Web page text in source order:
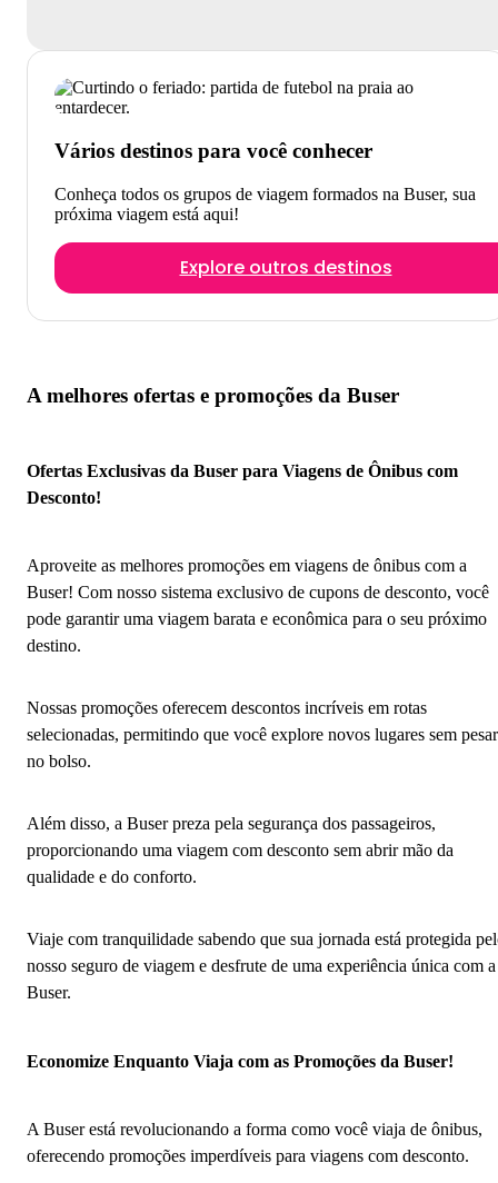
Vários destinos para você conhecer
Conheça todos os grupos de viagem formados na Buser, sua
próxima viagem está aqui!
Explore outros destinos
A melhores ofertas e promoções da Buser
Ofertas Exclusivas da Buser para Viagens de Ônibus com
Desconto!
Aproveite as melhores promoções em viagens de ônibus com a
Buser! Com nosso sistema exclusivo de cupons de desconto, você
pode garantir uma viagem barata e econômica para o seu próximo
destino.
Nossas promoções oferecem descontos incríveis em rotas
selecionadas, permitindo que você explore novos lugares sem pesar
no bolso.
Além disso, a Buser preza pela segurança dos passageiros,
proporcionando uma viagem com desconto sem abrir mão da
qualidade e do conforto.
Viaje com tranquilidade sabendo que sua jornada está protegida
nosso seguro de viagem e desfrute de uma experiência única com a
Buser.
Economize Enquanto Viaja com as Promoções da Buser!
A Buser está revolucionando a forma como você viaja de ônibus,
oferecendo promoções imperdíveis para viagens com desconto.